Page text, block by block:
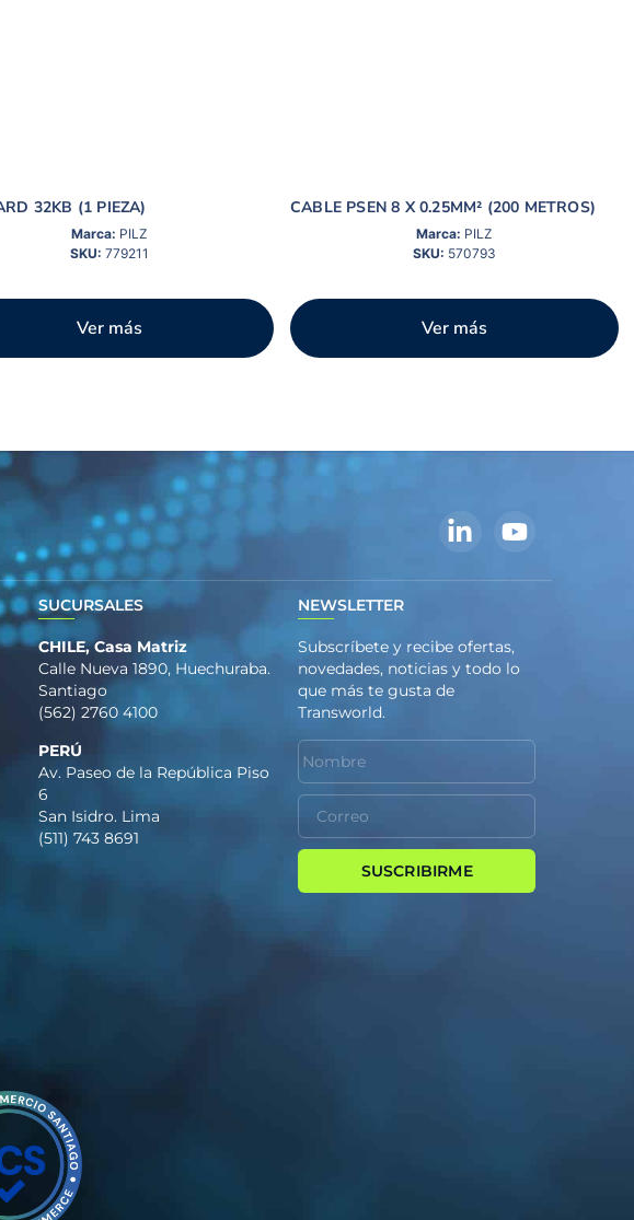
32KB (1 PIEZA)
Marca: PILZ
SKU: 779211
Ver más
CABLE PSEN 8 X 0.25MM² (200 METROS)
Marca: PILZ
SKU: 570793
Ver más
SUCURSALES
CHILE, Casa Matriz
Calle Nueva 1890, Huechuraba.
Santiago
(562) 2760 4100
PERÚ
Av. Paseo de la República Piso
6
San Isidro. Lima
(511) 743 8691
NEWSLETTER
Subscríbete y recibe ofertas,
novedades, noticias y todo lo
que más te gusta de
Transworld.
SUSCRIBIRME